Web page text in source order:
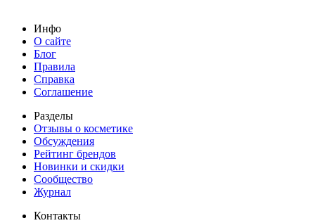
Инфо
О сайте
Блог
Правила
Справка
Соглашение
Разделы
Отзывы о косметике
Обсуждения
Рейтинг брендов
Новинки и скидки
Сообщество
Журнал
Контакты